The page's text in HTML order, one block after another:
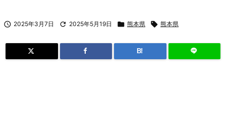
 2025年3月7日  2025年5月19日  熊本県  熊本県
B!